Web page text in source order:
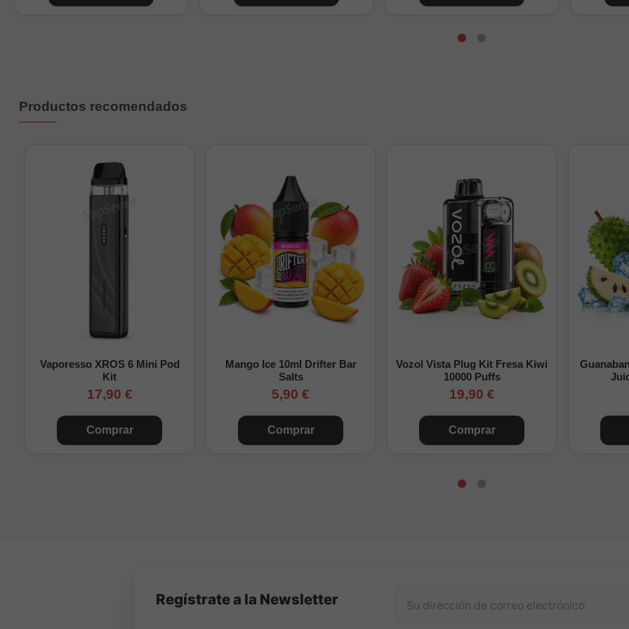
Productos recomendados
Vaporesso XROS 6 Mini Pod
Kit
17,90 €
Comprar
Mango Ice 10ml Drifter Bar
Salts
5,90 €
Comprar
Vozol Vista Plug Kit Fresa Kiwi
10000 Puffs
19,90 €
Comprar
Regístrate a la Newsletter